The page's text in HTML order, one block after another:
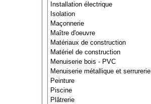
Installation électrique
Isolation
Maçonnerie
Maître d'oeuvre
Matériaux de construction
Matériel de construction
Menuiserie bois - PVC
Menuiserie métallique et serrurerie
Peinture
Piscine
Plâtrerie